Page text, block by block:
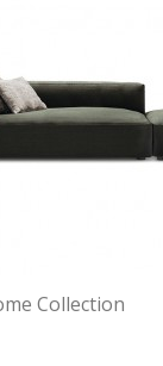
Collection